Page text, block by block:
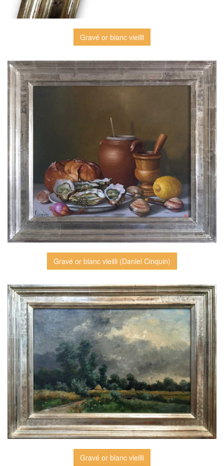
Gravé or blanc vieilli
Gravé or blanc vieilli (Daniel Cinquin)
Gravé or blanc vieilli